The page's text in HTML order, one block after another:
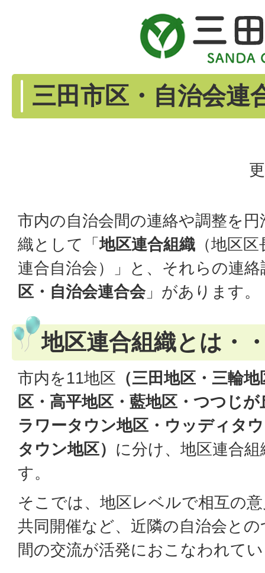
三田市区・自治会連
市内の自治会間の連絡や調整を
織として「地区連合組織 （地区
連合自治会）」と、それらの連
区・自治会連合会」があります。
地区連合組織とは・
市内を11地区 （三田地区・三輪
区・高平地区・藍地区・つつじ
ラワータウン地区・ウッディタ
タウン地区） に分け、地区連合
す。
そこでは、地区レベルで相互の
共同開催など、近隣の自治会と
間の交流が活発におこなわれて